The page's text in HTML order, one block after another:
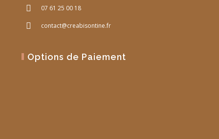
07 61 25 00 18
contact@creabisontine.fr
Options de Paiement